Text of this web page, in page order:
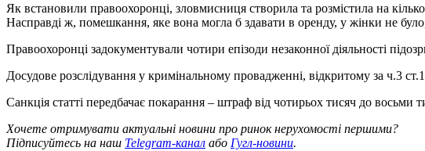
Як встановили правоохоронці, зловмисниця створила та розмістила на
Насправді ж, помешкання, яке вона могла б здавати в оренду, у жінки не
Правоохоронці задокументували чотири епізоди незаконної діяльності
Досудове розслідування у кримінальному провадженні, відкритому за ч.3
Санкція статті передбачає покарання – штраф від чотирьох тисяч до восьми
Хочете отримувати актуальні новини про ринок нерухомості першими?
Підписуйтесь на наш Telegram-канал або Гугл-новини.